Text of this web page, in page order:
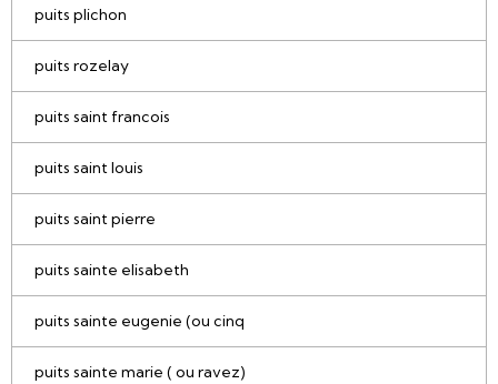
puits plichon
puits rozelay
puits saint francois
puits saint louis
puits saint pierre
puits sainte elisabeth
puits sainte eugenie (ou cinq
puits sainte marie ( ou ravez)